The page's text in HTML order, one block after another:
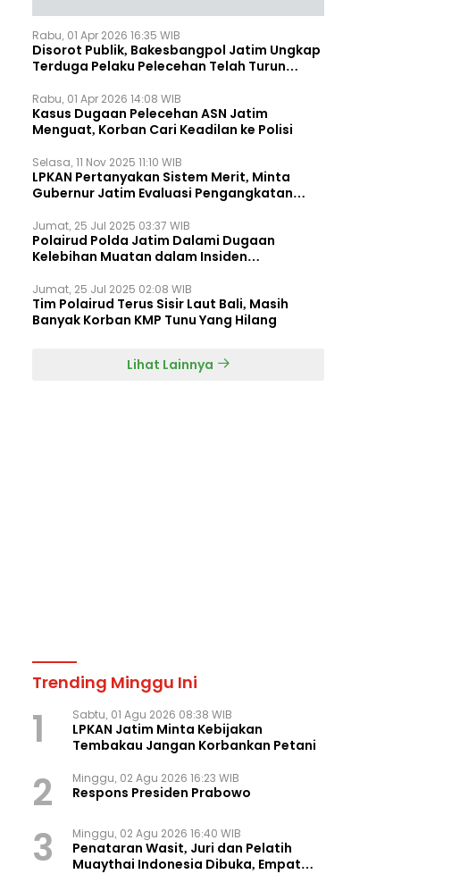
Rabu, 01 Apr 2026 16:35 WIB
Disorot Publik, Bakesbangpol Jatim Ungkap
Terduga Pelaku Pelecehan Telah Turun
Rabu, 01 Apr 2026 14:08 WIB
Kasus Dugaan Pelecehan ASN Jatim
Menguat, Korban Cari Keadilan ke Polisi
Selasa, 11 Nov 2025 11:10 WIB
LPKAN Pertanyakan Sistem Merit, Minta
Gubernur Jatim Evaluasi Pengangkatan
Jumat, 25 Jul 2025 03:37 WIB
Polairud Polda Jatim Dalami Dugaan
Kelebihan Muatan dalam Insiden
Jumat, 25 Jul 2025 02:08 WIB
Tim Polairud Terus Sisir Laut Bali, Masih
Banyak Korban KMP Tunu Yang Hilang
Lihat Lainnya
Trending Minggu Ini
1 Sabtu, 01 Agu 2026 08:38 WIB
LPKAN Jatim Minta Kebijakan
Tembakau Jangan Korbankan Petani
2 Minggu, 02 Agu 2026 16:23 WIB
Respons Presiden Prabowo
3 Minggu, 02 Agu 2026 16:40 WIB
Penataran Wasit, Juri dan Pelatih
Muaythai Indonesia Dibuka, Empat